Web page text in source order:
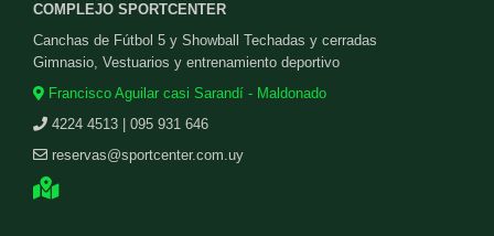
COMPLEJO SPORTCENTER
Canchas de Fútbol 5 y Showball Techadas y cerradas
Gimnasio, Vestuarios y entrenamiento deportivo
Francisco Aguilar casi Sarandí - Maldonado
4224 4513 | 095 931 646
reservas@sportcenter.com.uy